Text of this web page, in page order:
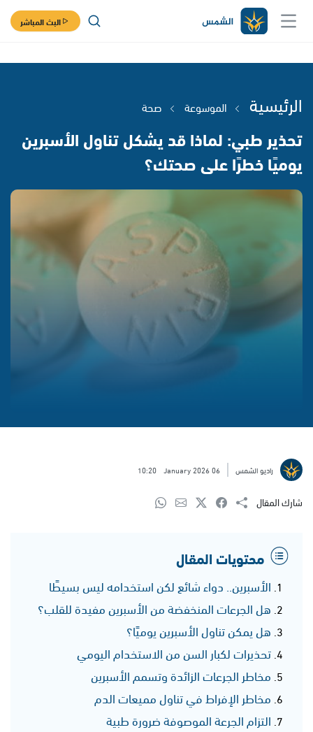
البث المباشر
الرئيسية الموسوعة صحة
تحذير طبي: لماذا قد يشكل تناول الأسبرين
يوميًا خطرًا على صحتك؟
راديو الشمس 06 January 2026
10:20
شارك المقال
محتويات المقال
الأسبرين.. دواء شائع لكن استخدامه ليس بسيطًا
هل الجرعات المنخفضة من الأسبرين مفيدة للقلب؟
هل يمكن تناول الأسبرين يوميًا؟
تحذيرات لكبار السن من الاستخدام اليومي
مخاطر الجرعات الزائدة وتسمم الأسبرين
مخاطر الإفراط في تناول مميعات الدم
التزام الجرعة الموصوفة ضرورة طبية